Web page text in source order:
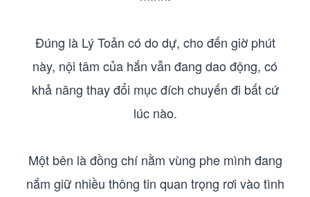
Đúng là Lý Toản có do dự, cho đến giờ phút
này, nội tâm của hắn vẫn đang dao động, có
khả năng thay đổi mục đích chuyến đi bất cứ
lúc nào.
Một bên là đồng chí nằm vùng phe mình đang
nắm giữ nhiều thông tin quan trọng rơi vào tình